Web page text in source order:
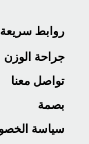
سريعة
الوزن
الخصوصية